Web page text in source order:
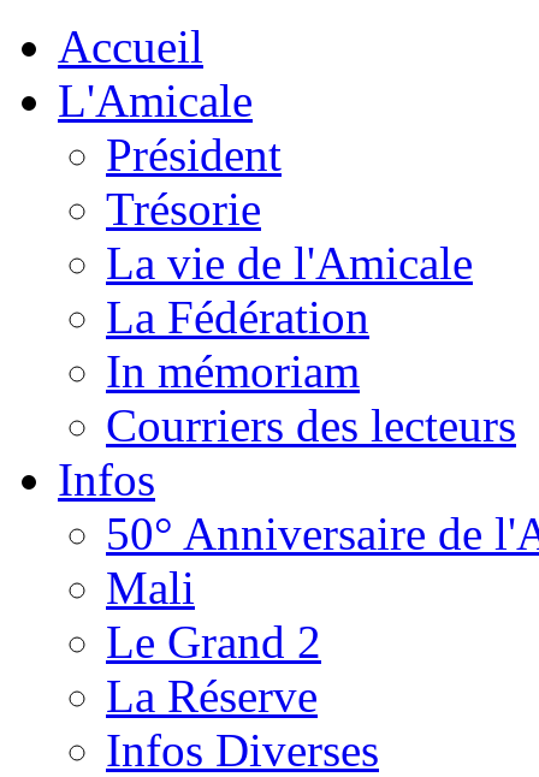
Accueil
L'Amicale
Président
Trésorie
La vie de l'Amicale
La Fédération
In mémoriam
Courriers des lecteurs
Infos
50° Anniversaire de
Mali
Le Grand 2
La Réserve
Infos Diverses